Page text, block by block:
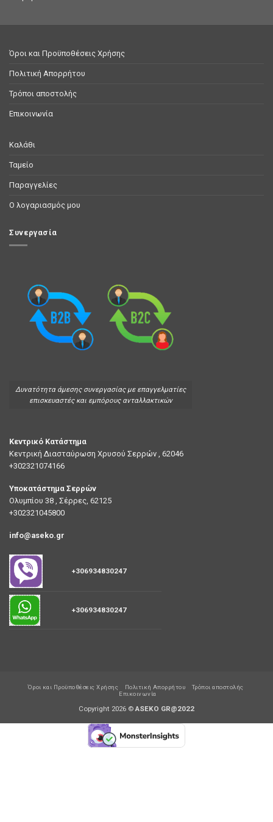
Όροι και Προϋποθέσεις Χρήσης
Πολιτική Απορρήτου
Τρόποι αποστολής
Επικοινωνία
Καλάθι
Ταμείο
Παραγγελίες
Ο λογαριασμός μου
Συνεργασία
Δυνατότητα άμεσης συνεργασίας με επαγγελματίες
επισκευαστές και εμπόρους ανταλλακτικών
Κεντρικό Κατάστημα
Κεντρική Διασταύρωση Χρυσού Σερρών , 62046
+302321074166
Υποκατάστημα Σερρών
Ολυμπίου 38 , Σέρρες, 62125
+302321045800
info@aseko.gr
+306934830247
+306934830247
Όροι και Προϋποθέσεις Χρήσης Πολιτική Απορρήτου
Τρόποι αποστολής
Επικοινωνία
Copyright 2026 © ASEKO GR@2022